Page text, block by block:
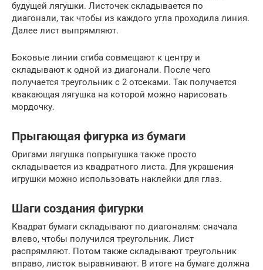
будущей лягушки. Листочек складывается по
диагонали, так чтобы из каждого угла проходила линия.
Далее лист выпрямляют.
Боковые линии сгиба совмещают к центру и
складывают к одной из диагонали. После чего
получается треугольник с 2 отсеками. Так получается
квакающая лягушка на которой можно нарисовать
мордочку.
Прыгающая фигурка из бумаги
Оригами лягушка попрыгушка также просто
складывается из квадратного листа. Для украшения
игрушки можно использовать наклейки для глаз.
Шаги создания фигурки
Квадрат бумаги складывают по диагоналям: сначала
влево, чтобы получился треугольник. Лист
распрямляют. Потом также складывают треугольник
вправо, листок выравнивают. В итоге на бумаге должна